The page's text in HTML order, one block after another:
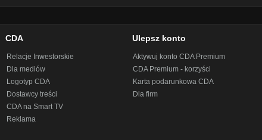
CDA
Relacje Inwestorskie
Dla mediów
Logotyp CDA
Dostawcy treści
CDA na Smart TV
Reklama
Ulepsz konto
Aktywuj konto CDA Premium
CDA Premium - korzyści
Karta podarunkowa CDA
Dla firm